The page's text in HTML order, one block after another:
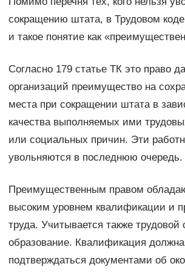
сокращению штата, в Трудовом
и такое понятие как
Согласно 179 статье ТК это право
организаций преимущество на
места при сокращении штата в
качества выполняемых ими
или социальных причин. Эти
увольняются в последнюю очередь.
Преимущественным правом
высоким уровнем квалификации и
труда. Учитывается также трудовой
образование. Квалификация должна
подтверждаться документами об